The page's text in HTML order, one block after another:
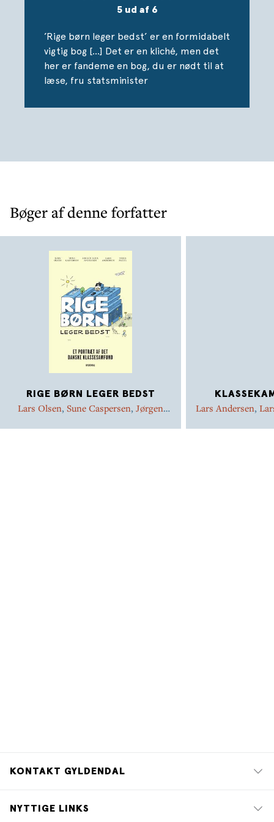
Gennem data og egne journalistiske reportager zoomer
klasser og på bydelene før og nu. Vi kommer tæt helt
tæt på indbyggernes holdninger, kultur og
sundhedstilstand og får dermed tegnet et billede af de
forskelle – økonomisk, geografisk og holdningsmæssigt –
5 ud af 6
’Rige børn leger bedst’ er en formidabelt
vigtig bog […] Det er en kliché, men det
her er fandeme en bog, du er nødt til at
læse, fru statsminister
Bøger af denne forfatter
RIGE BØRN LEGER BEDST
Lars Olsen, Sune Caspersen, Jørgen
Ploug
Lars Andersen,
KONTAKT GYLDENDAL
NYTTIGE LINKS